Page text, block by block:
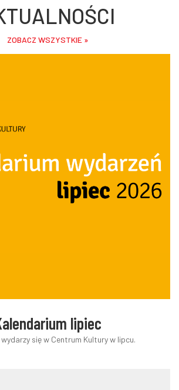
ZOBACZ WSZYSTKIE »
lipiec
się w Centrum Kultury w lipcu.